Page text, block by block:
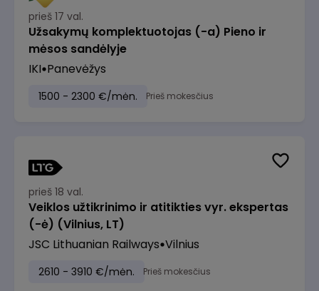
prieš 17 val.
Užsakymų komplektuotojas (-a) Pieno ir
mėsos sandėlyje
IKI Panevėžys
1500 - 2300 €/mėn. Prieš mokesčius
prieš 18 val.
Veiklos užtikrinimo ir atitikties vyr. ekspertas
(-ė) (Vilnius, LT)
JSC Lithuanian Railways Vilnius
2610 - 3910 €/mėn. Prieš mokesčius